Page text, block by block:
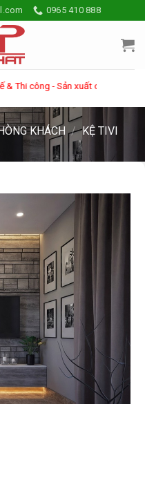
0965 410 888
công - Sản xuất các sản phẩm
KHÁCH / KỆ TIVI